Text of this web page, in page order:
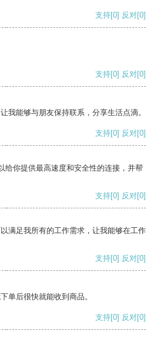
支持[0] 反对[0]
支持[0] 反对[0]
我能够与朋友保持联系，分享生活点滴。
支持[0] 反对[0]
给你提供最高速度和安全性的连接，并帮
支持[0] 反对[0]
满足我所有的工作需求，让我能够在工作
支持[0] 反对[0]
单后很快就能收到商品。
支持[0] 反对[0]